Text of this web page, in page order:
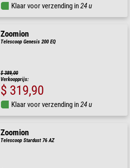
Klaar voor verzending in24 u
Zoomion
Telescoop Genesis 200 EQ
$ 389,00
Verkoopprijs:
$ 319,90
Klaar voor verzending in24 u
Zoomion
Telescoop Stardust 76 AZ